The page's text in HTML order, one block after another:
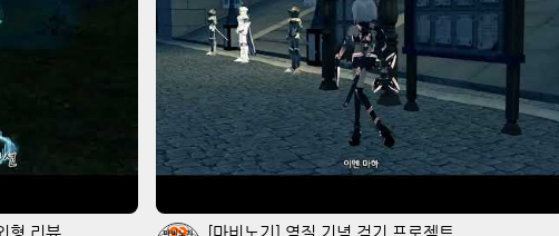
형 리뷰 [마비노기] 염질 기념 걷기 프로젝트